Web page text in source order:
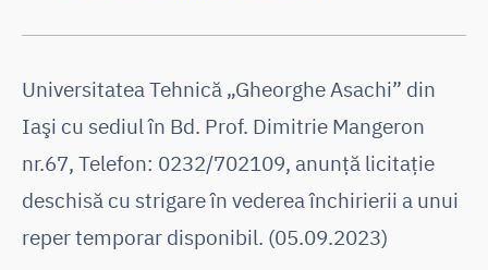
Universitatea Tehnică „Gheorghe Asachi” din
Iaşi cu sediul în Bd. Prof. Dimitrie Mangeron
nr.67, Telefon: 0232/702109, anunţă licitaţie
deschisă cu strigare în vederea închirierii a unui
reper temporar disponibil. (05.09.2023)